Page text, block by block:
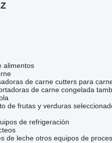
alimentos
de carne cutters para
de carne congelada
de frutas y verduras
de refrigeración
de leche otros equipos de